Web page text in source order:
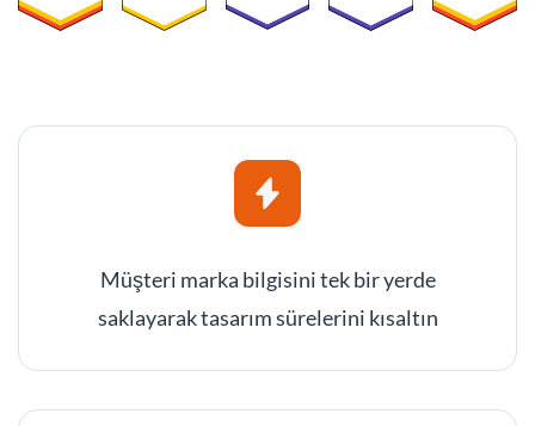
Müşteri marka bilgisini tek bir yerde
saklayarak tasarım sürelerini kısaltın